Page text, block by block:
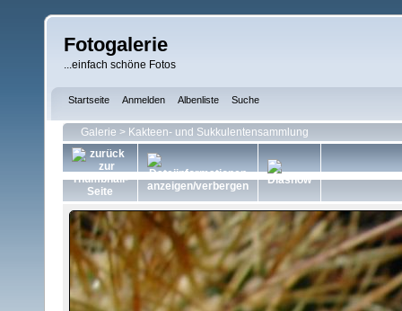
Fotogalerie
...einfach schöne Fotos
Startseite Anmelden Albenliste Suche
Galerie > Kakteen- und Sukkulentensammlung